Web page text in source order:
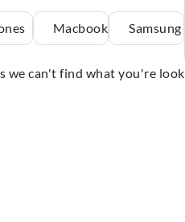
Macbook Samsung
we can't find what you're